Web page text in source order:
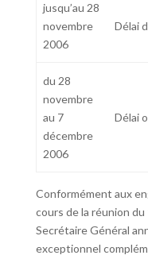
jusqu’au 28
novembre
2006
Délai
du 28
novembre
au 7
décembre
2006
Délai
Conformément aux
cours de la réunion
Secrétaire Général
exceptionnel